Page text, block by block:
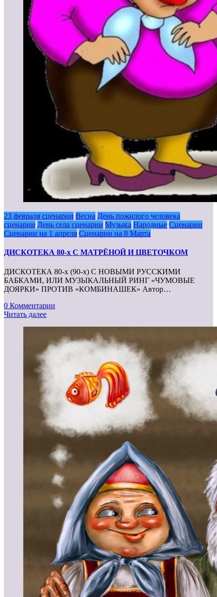
23 февраля сценарии Весна День пожилого человека
сценарии День села сценарии Музыка Народные Сценарии
Сценарии на 1 апреля Сценарии на 8 Марта
ДИСКОТЕКА 80-х С МАТРЁНОЙ И ЦВЕТОЧКОМ
ДИСКОТЕКА 80-х (90-х) С НОВЫМИ РУССКИМИ
БАБКАМИ, ИЛИ МУЗЫКАЛЬНЫЙ РИНГ «ЧУМОВЫЕ
ДОЯРКИ» ПРОТИВ «КОМБИНАШЕК» Автор…
0 Комментарии
Читать далее